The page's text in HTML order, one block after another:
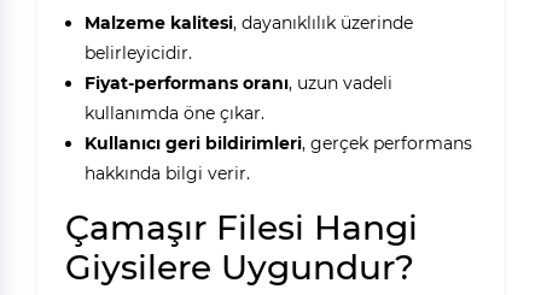
Malzeme kalitesi, dayanıklılık üzerinde
belirleyicidir.
Fiyat-performans oranı, uzun vadeli
kullanımda öne çıkar.
Kullanıcı geri bildirimleri, gerçek performans
hakkında bilgi verir.
Çamaşır Filesi Hangi
Giysilere Uygundur?